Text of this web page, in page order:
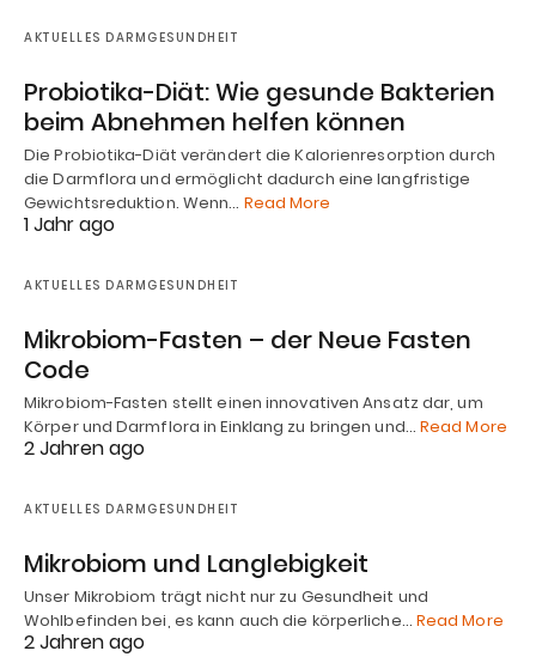
AKTUELLES DARMGESUNDHEIT
Probiotika-Diät: Wie gesunde Bakterien
beim Abnehmen helfen können
Die Probiotika-Diät verändert die Kalorienresorption durch
die Darmflora und ermöglicht dadurch eine langfristige
Gewichtsreduktion. Wenn… Read More
1 Jahr ago
AKTUELLES DARMGESUNDHEIT
Mikrobiom-Fasten – der Neue Fasten
Code
Mikrobiom-Fasten stellt einen innovativen Ansatz dar, um
Körper und Darmflora in Einklang zu bringen und… Read More
2 Jahren ago
AKTUELLES DARMGESUNDHEIT
Mikrobiom und Langlebigkeit
Unser Mikrobiom trägt nicht nur zu Gesundheit und
Wohlbefinden bei, es kann auch die körperliche… Read More
2 Jahren ago